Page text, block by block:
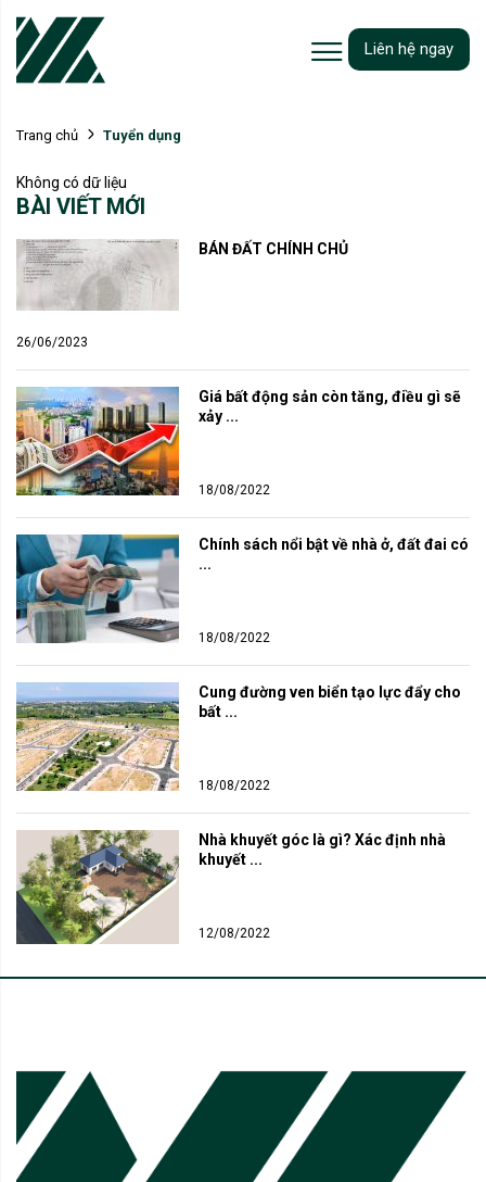
Liên hệ ngay
Trang chủ Tuyển dụng
Không có dữ liệu
BÀI VIẾT MỚI
BÁN ĐẤT CHÍNH CHỦ
26/06/2023
Giá bất động sản còn tăng, điều gì sẽ
xảy ...
18/08/2022
Chính sách nổi bật về nhà ở, đất đai có
...
18/08/2022
Cung đường ven biển tạo lực đẩy cho
bất ...
18/08/2022
Nhà khuyết góc là gì? Xác định nhà
khuyết ...
12/08/2022